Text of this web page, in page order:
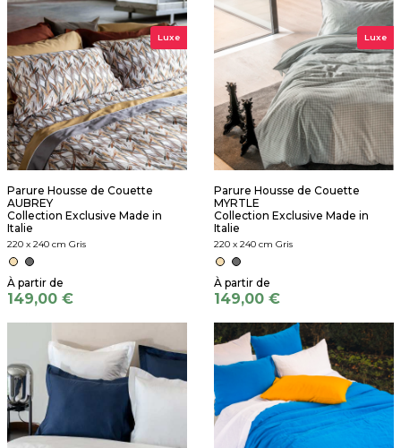
Luxe
Parure Housse de Couette
AUBREY
Collection Exclusive Made in
Italie
220 x 240 cm Gris
149,00 €
Luxe
Parure Housse de Couette
MYRTLE
Collection Exclusive Made in
Italie
220 x 240 cm Gris
149,00 €